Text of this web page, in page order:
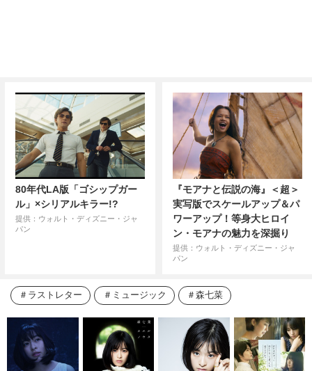
80年代LA版「ゴシップガー
ル」×シリアルキラー!?
提供：ウォルト・ディズニー・ジャ
パン
『モアナと伝説の海』＜超＞
実写版でスケールアップ＆パ
ワーアップ！等身大ヒロイ
ン・モアナの魅力を深掘り
提供：ウォルト・ディズニー・ジャ
パン
ラストレター ミュージック 森七菜